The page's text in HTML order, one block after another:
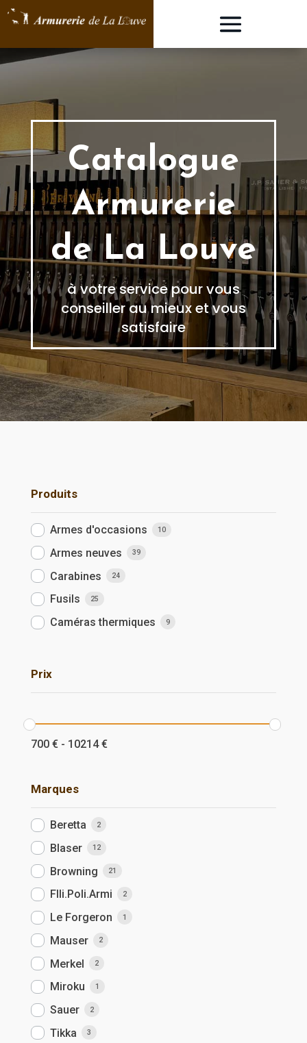
Catalogue
Armurerie
de La Louve
à votre service pour vous
conseiller au mieux et vous
satisfaire
Produits
Armes d'occasions 10
Armes neuves 39
Carabines 24
Fusils 25
Caméras thermiques 9
Prix
700 €- 10214 €
Marques
Beretta 2
Blaser 12
Browning 21
Flli.Poli.Armi 2
Le Forgeron 1
Mauser 2
Merkel 2
Miroku 1
Sauer 2
Tikka 3